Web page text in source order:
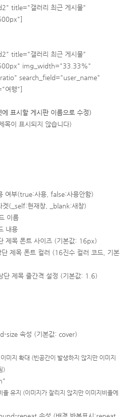
title="갤러리 최근 게시물"
title="갤러리 최근 게시물"
img_width="33.33%"
search_field="user_name"
여행"]
에 표시할 게시판 이름으로 수정)
목이 표시되지 않습니다)
여부(true:사용, false:사용안함)
겟(_self:현재창, _blank:새창)
이름
내용
제목 폰트 사이즈 (기본값: 16px)
단 제목 폰트 컬러 (16진수 컬러 코드, 기본
단 제목 줄간격 설정 (기본값: 1.6)
size 속성 (기본값: cover)
미지 확대 (빈공간이 발생하지 않지만 이미지
)
율 유지 (이미지가 잘리지 않지만 이미지비율에